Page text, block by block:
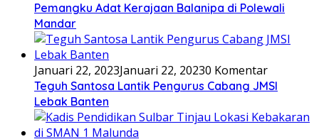
Pemangku Adat Kerajaan Balanipa di Polewali
Mandar
Januari 22, 2023Januari 22, 20230 Komentar
Teguh Santosa Lantik Pengurus Cabang JMSI
Lebak Banten